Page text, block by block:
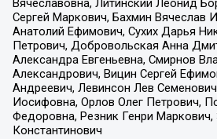
Вячеславовна, Литинский Леонид
Сергей Маркович, Бахмин Вячеслав
Анатолий Ефимович, Сухих Дарья
Петрович, Добровольская Анна
Александра Евгеньевна, Смирнов
Александрович, Вицин Сергей
Андреевич, Левинсон Лев
Иосифовна, Орлов Олег Петрович,
Федоровна, Резник Генри Маркович,
Константинович